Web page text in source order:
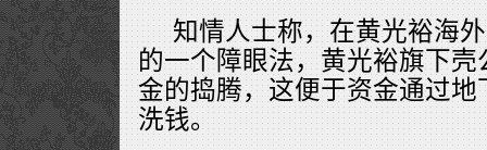
知情人士称，在黄光裕海
的一个障眼法，黄光裕旗下
金的捣腾，这便于资金通过
洗钱。